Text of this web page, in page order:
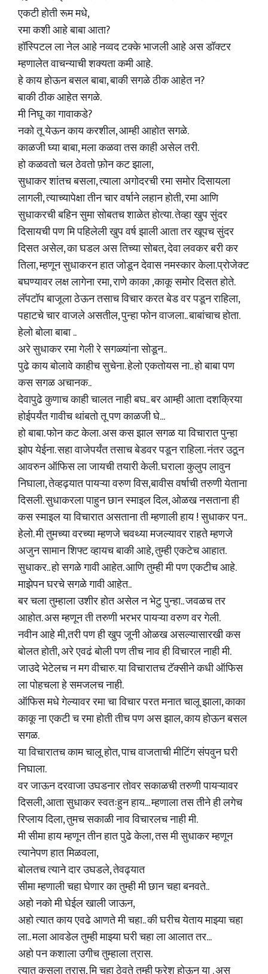
एकटी होती रूम मधे,
रमा कशी आहे बाबा आता?
हॉस्पिटल ला नेल आहे नव्वद टक्के भाजली आहे अस डॉक्टर
म्हणालेत वाचन्याची शक्यता कमी आहे.
हे काय होऊन बसल बाबा, बाकी सगळे ठीक आहेत न?
बाकी ठीक आहेत सगळे.
मी निघू का गावाकडे?
नको तू येऊन काय करशील, आम्ही आहोत सगळे.
काळजी घ्या बाबा, मला कळवा तस काही असेल तरी.
हो कळवतो चल ठेवतो फ़ोन कट झाला,
सुधाकर शांतच बसला, त्याला अगोदरची रमा समोर दिसायला
लागली, त्याच्यापेक्षा तीन चार वर्षाने लहान होती, रमा आणि
सुधाकरची बहिन सुमा सोबतच शाळेत होत्या. तेव्हा खुप सुंदर
दिसायची पण मि पहिलेली खुप वर्ष झाली आता तर खूपच सुंदर
दिसत असेल, का घडल अस तिच्या सोबत, देवा लवकर बरी कर
तिला, म्हणून सुधाकरन हात जोडून देवास नमस्कार केला.प्रोजेक्ट
बघण्यावर लक्ष लागेना रमा, राणे काका ,काकू समोर दिसत होते.
लॅपटॉप बाजूला ठेऊन तसाच विचार करत बेड वर पडून राहिला,
पहाटचे चार वाजले असतील, पुन्हा फोन वाजला.. बाबांचाच होता.
हेलो बोला बाबा ..
अरे सुधाकर रमा गेली रे सगळ्यांना सोडून..
पुढे काय बोलावे काहीच सुचेना. हेलो एकतोयस ना.. हो बाबा पण
कस सगळ अचानक..
देवापुढे कुणाच काही चालत नाही बघ.. बर आम्ही आता दशक्रिया
होईपर्यंत गावीच थांबतो तू पण काळजी घे...
हो बाबा. फोन कट केला. अस कस झाल सगळ या विचारात पुन्हा
झोप येईना. सहा वाजेपर्यंत तसाच बेडवर पडून राहिला. नंतर उठून
आवरुन ऑफिस ला जायची तयारी केली. घराला कुलुप लावुन
निघाला, तेव्हढ़यात पायऱ्या वरुण विस,बावीस वर्षाची तरुणी येताना
दिसली. सुधाकरला पाहुन छान स्माइल दिल, ओळख नसताना ही
कस स्माइल या विचारात असताना ती म्हणाली हाय ! सुधाकर पन..
हेलो. मी तुमच्या वरच्या म्हणजे चवथ्या मजल्यावर राहते म्हणजे
अजुन सामान शिफ्ट व्हायच बाकी आहे, तुम्ही एकटेच आहात.
सुधाकर.. हो सगळे गावी आहेत. आणि तुम्ही मी पण एकटीच आहे.
माझेपन घरचे सगळे गावी आहेत..
बर चला तुम्हाला उशीर होत असेल न भेटु पुन्हा.. जवळच तर
आहोत. अस म्हणून ती तरुणी भरभर पायऱ्या वरुण वर गेली.
नवीन आहे मी,तरी पण ही खुप जूनी ओळख असल्यासारखी कस
बोलत होती, अरे एवढं बोली पण तीच नाव ही विचारल नाही मी.
जाउदे भेटेलच न मग वीचारु. या विचारातच टॅक्सीने कधी ऑफिस
ला पोहचला हे समजलच नाही.
ऑफिस मधे गेल्यावर रमा चा विचार परत मनात चालू झाला, काका
काकू ना एकटी च रमा होती तीच पण अस झाल, काय होऊन बसल
सगळ.
या विचारातच काम चालू होत, पाच वाजताची मीटिंग संपवुन घरी
निघाला.
वर जाऊन दरवाजा उघडनार तोवर सकाळची तरुणी पायऱ्यावर
दिसली, आता सुधाकर स्वतःहुन हाय... म्हणाला तस तीने ही लगेच
रिप्लाय दिला, तुमच सकाळी नाव विचारलच नाही मी.
मी सीमा हाय म्हणून तीन हात पुढे केला, तस मी सुधाकर म्हणून
त्यानेपण हात मिळवला,
बोलतच त्याने दार उघडले, तेवढ्यात
सीमा म्हणाली चहा घेणार का तुम्ही मी छान चहा बनवते..
अहो नको मी घेईल खाली जाऊन,
अहो त्यात काय एवढे आणते मी चहा.. की घरीच येताय माझ्या चहा
ला.. मला आवडेल तुम्ही माझ्या घरी चहा ला आलात तर...
अहो पन कशाला उगीच तुम्हाला त्रास.